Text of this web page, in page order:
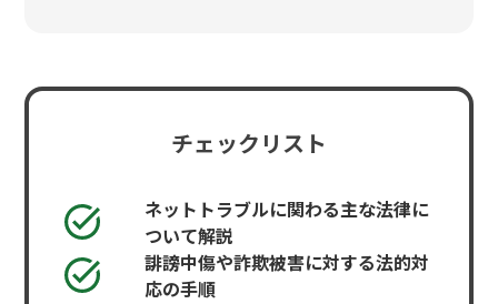
チェックリスト
ネットトラブルに関わる主な法律に
ついて解説
誹謗中傷や詐欺被害に対する法的対
応の手順